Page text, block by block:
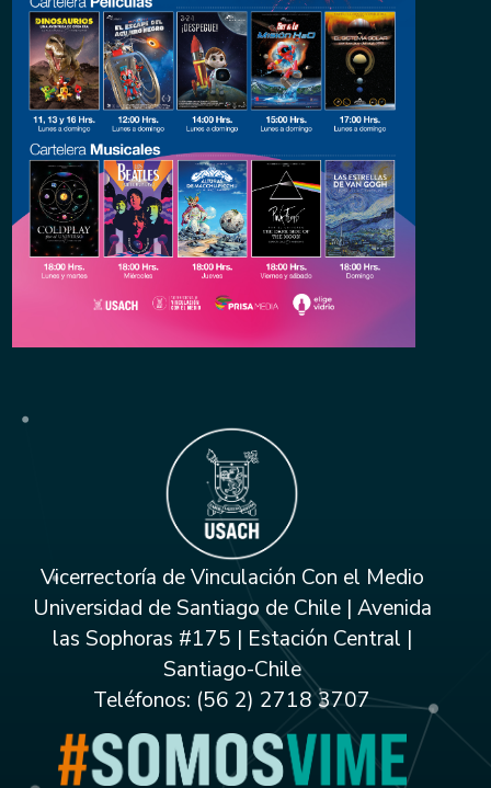
Vicerrectoría de Vinculación Con el Medio
Universidad de Santiago de Chile | Avenida
las Sophoras #175 | Estación Central |
Santiago-Chile
Teléfonos: (56 2) 2718 3707